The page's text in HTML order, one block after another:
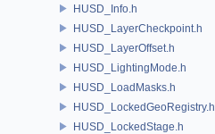
HUSD_Info.h
HUSD_LayerCheckpoint.h
HUSD_LayerOffset.h
HUSD_LightingMode.h
HUSD_LoadMasks.h
HUSD_LockedGeoRegistry.h
HUSD_LockedStage.h